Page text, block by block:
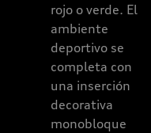
rojo o verde. El
ambiente
deportivo se
completa con
una inserción
decorativa
monobloque